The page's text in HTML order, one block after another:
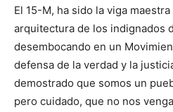
El 15-M, ha sido la viga
arquitectura de los indignados
desembocando en un
defensa de la verdad y la
demostrado que somos un
pero cuidado, que no nos